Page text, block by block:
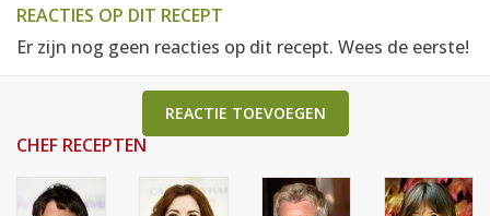
REACTIES OP DIT RECEPT
Er zijn nog geen reacties op dit recept. Wees de eerste!
REACTIE TOEVOEGEN
CHEF RECEPTEN